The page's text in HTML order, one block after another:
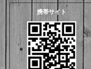
携帯サイト